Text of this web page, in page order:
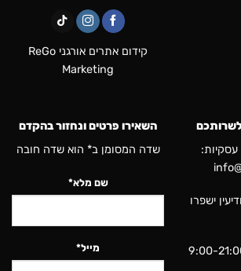
קידום אתרים אורגני ReGo
Marketing
עסקיות:
ישפרו
השאירו פרטים ונחזור בהקדם
שדה המסומן ב* הוא שדה חובה
שם מלא*
מייל*